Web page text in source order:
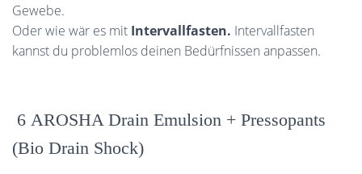
Gewebe.
Oder wie wär es mit Intervallfasten. Intervallfasten
kannst du problemlos deinen Bedürfnissen anpassen.
6 AROSHA Drain Emulsion + Pressopants
(Bio Drain Shock)